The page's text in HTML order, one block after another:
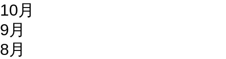
10月
9月
8月